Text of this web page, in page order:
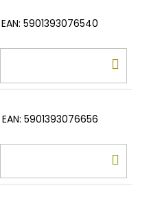
EAN: 5901393076540
EAN: 5901393076656